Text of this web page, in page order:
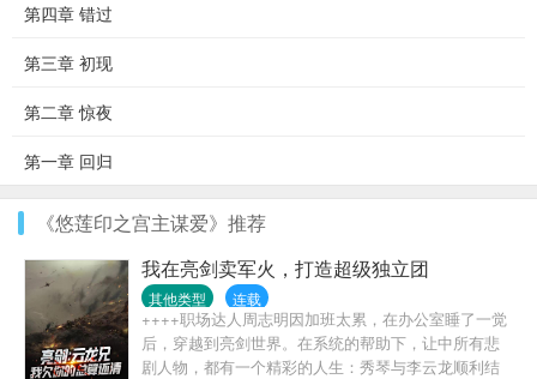
第四章 错过
第三章 初现
第二章 惊夜
第一章 回归
《悠莲印之宫主谋爱》推荐
我在亮剑卖军火，打造超级独立团
其他类型 连载
++++职场达人周志明因加班太累，在办公室睡了一觉
后，穿越到亮剑世界。在系统的帮助下，让中所有悲
剧人物，都有一个精彩的人生：秀琴与李云龙顺利结